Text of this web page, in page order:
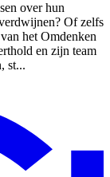
over hun
Of zelfs
het Omdenken
en zijn team
st...